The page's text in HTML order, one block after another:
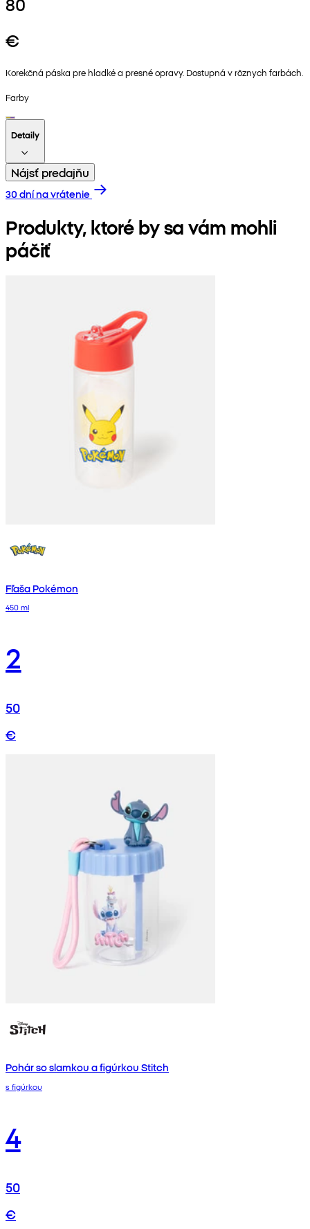
€
Korekčná páska pre hladké a presné opravy. Dostupná v rôznych farbách.
Farby
Detaily
Nájsť predajňu
30 dní na vrátenie
Produkty, ktoré by sa vám mohli
páčiť
Fľaša Pokémon
450 ml
2
50
€
Pohár so slamkou a figúrkou Stitch
s figúrkou
4
50
€